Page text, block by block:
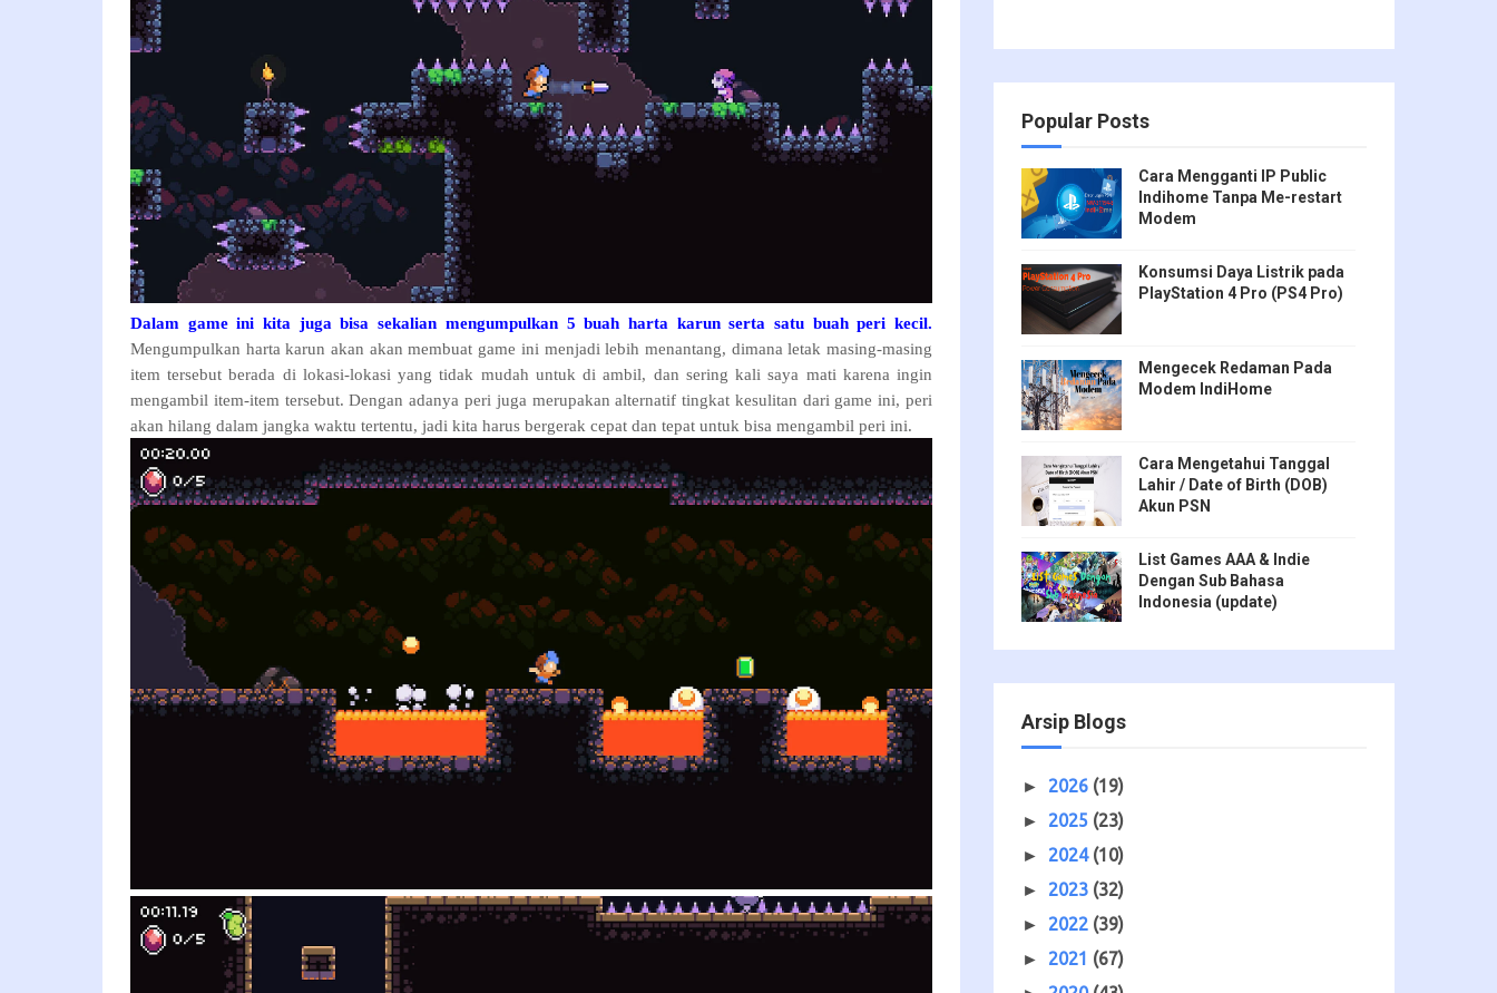
Dalam game ini kita juga bisa sekalian mengumpulkan 5 buah harta karun serta satu buah peri kecil.
Mengumpulkan harta karun akan akan membuat game ini menjadi lebih menantang, dimana letak masing-masing
item tersebut berada di lokasi-lokasi yang tidak mudah untuk di ambil, dan sering kali saya mati karena ingin
mengambil item-item tersebut. Dengan adanya peri juga merupakan alternatif tingkat kesulitan dari game ini, peri
akan hilang dalam jangka waktu tertentu, jadi kita harus bergerak cepat dan tepat untuk bisa mengambil peri ini.
Popular Posts
Cara Mengganti IP Public
Indihome Tanpa Me-restart
Modem
Konsumsi Daya Listrik pada
PlayStation 4 Pro (PS4 Pro)
Mengecek Redaman Pada
Modem IndiHome
Cara Mengetahui Tanggal
Lahir / Date of Birth (DOB)
Akun PSN
List Games AAA & Indie
Dengan Sub Bahasa
Indonesia (update)
Arsip Blogs
► 2026 (19)
► 2025 (23)
► 2024 (10)
► 2023 (32)
► 2022 (39)
► 2021 (67)